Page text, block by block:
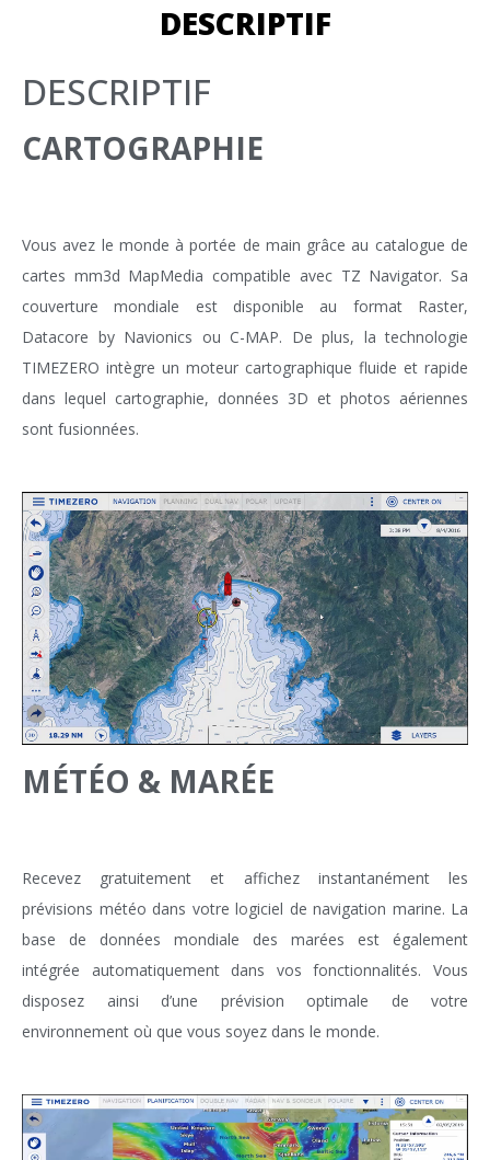
DESCRIPTIF
DESCRIPTIF
CARTOGRAPHIE
Vous avez le monde à portée de main grâce au catalogue de
cartes mm3d MapMedia compatible avec TZ Navigator. Sa
couverture mondiale est disponible au format Raster,
Datacore by Navionics ou C-MAP. De plus, la technologie
TIMEZERO intègre un moteur cartographique fluide et rapide
dans lequel cartographie, données 3D et photos aériennes
sont fusionnées.
MÉTÉO & MARÉE
Recevez gratuitement et affichez instantanément les
prévisions météo dans votre logiciel de navigation marine. La
base de données mondiale des marées est également
intégrée automatiquement dans vos fonctionnalités. Vous
disposez ainsi d’une prévision optimale de votre
environnement où que vous soyez dans le monde.